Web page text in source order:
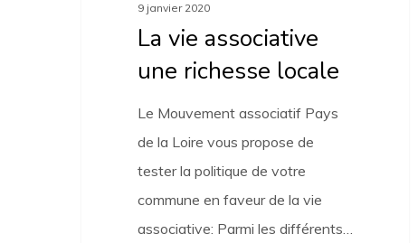
9 janvier 2020
La vie associative
une richesse locale
Le Mouvement associatif Pays
de la Loire vous propose de
tester la politique de votre
commune en faveur de la vie
associative: Parmi les différents…